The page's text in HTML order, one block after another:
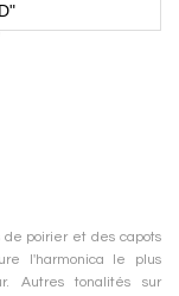
de poirier et des capots
l'harmonica le plus
Autres tonalités sur